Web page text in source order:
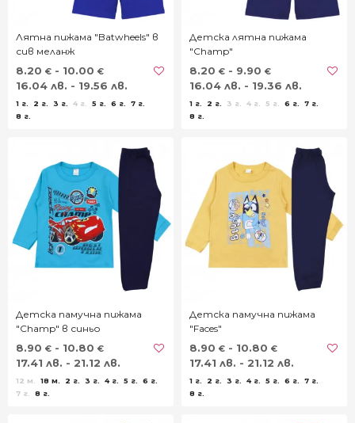
Лятна пижама "Batwheels" в
сив меланж
8.20 € - 10.00 €
16.04 лв. - 19.56 лв.
1 г. 2 г. 3 г. 4 г. 5 г. 6 г.
7 г.
8 г.
Детска лятна пижама
"Champ"
8.20 € - 9.90 €
16.04 лв. - 19.36 лв.
1 г. 2 г. 3 г. 4 г. 5 г. 6 г.
7 г.
8 г.
Детска памучна пижама
"Champ" в синьо
8.90 € - 10.80 €
17.41 лв. - 21.12 лв.
12 м. 18 м. 2 г. 3 г. 4 г. 5 г.
6 г.
7 г.
8 г.
Детска памучна пижама
"Faces"
8.90 € - 10.80 €
17.41 лв. - 21.12 лв.
1 г. 2 г. 3 г. 4 г. 5 г. 6 г.
7 г.
8 г.